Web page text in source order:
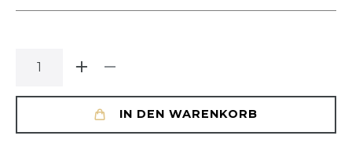
IN DEN WARENKORB